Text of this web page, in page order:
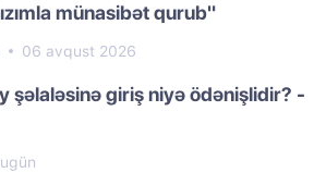
münasibət qurub"
06 avqust 2026
şəlaləsinə giriş niyə ödənişlidir? -